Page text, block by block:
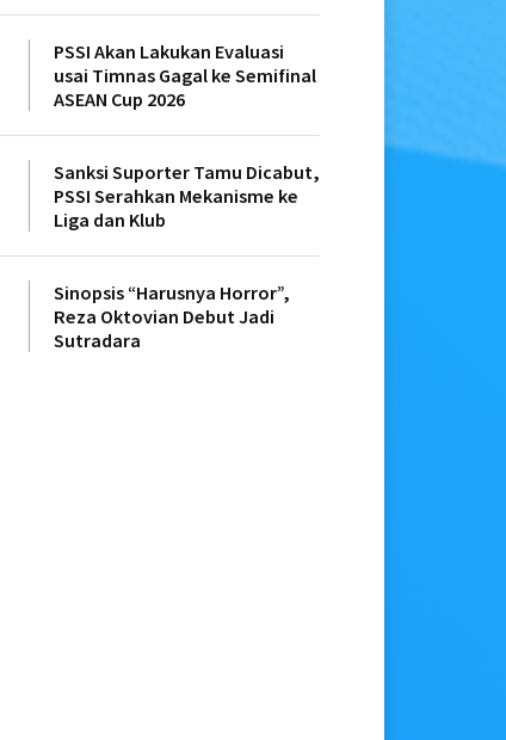
PSSI Akan Lakukan Evaluasi
usai Timnas Gagal ke Semifinal
ASEAN Cup 2026
Sanksi Suporter Tamu Dicabut,
PSSI Serahkan Mekanisme ke
Liga dan Klub
Sinopsis “Harusnya Horror”,
Reza Oktovian Debut Jadi
Sutradara